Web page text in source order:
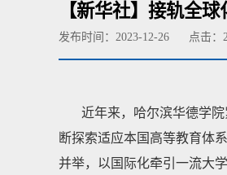
【新华社】接轨全
发布时间：2023-12-26 点击：
近年来，哈尔滨华德学
断探索适应本国高等教育体
并举，以国际化牵引一流大学